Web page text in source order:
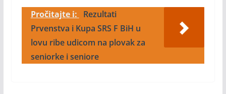
Pročitajte i:
Rezultati
Prvenstva i Kupa SRS F BiH u
lovu ribe udicom na plovak za
seniorke i seniore